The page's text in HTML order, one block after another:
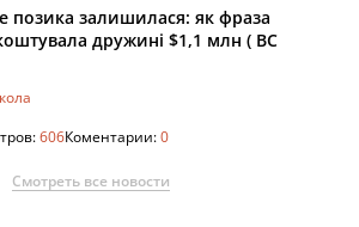
позика залишилася: як фраза
дружині $1,1 млн ( ВС
606Коментарии:0
Смотреть все новости